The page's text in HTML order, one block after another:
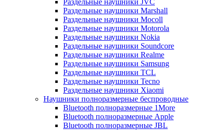
Раздельные наушники JVC
Раздельные наушники Marshall
Раздельные наушники Mocoll
Раздельные наушники Motorola
Раздельные наушники Nokia
Раздельные наушники Soundcore
Раздельные наушники Realme
Раздельные наушники Samsung
Раздельные наушники TCL
Раздельные наушники Tecno
Раздельные наушники Xiaomi
Наушники полноразмерные беспроводные
Bluetooth полноразмерные 1More
Bluetooth полноразмерные Apple
Bluetooth полноразмерные JBL